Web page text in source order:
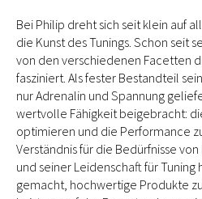
Bei Philip dreht sich seit klein auf
die Kunst des Tunings. Schon seit
von den verschiedenen Facetten
fasziniert. Als fester Bestandteil
nur Adrenalin und Spannung
wertvolle Fähigkeit beigebracht:
optimieren und die Performance
Verständnis für die Bedürfnisse
und seiner Leidenschaft für Tuning
gemacht, hochwertige Produkte